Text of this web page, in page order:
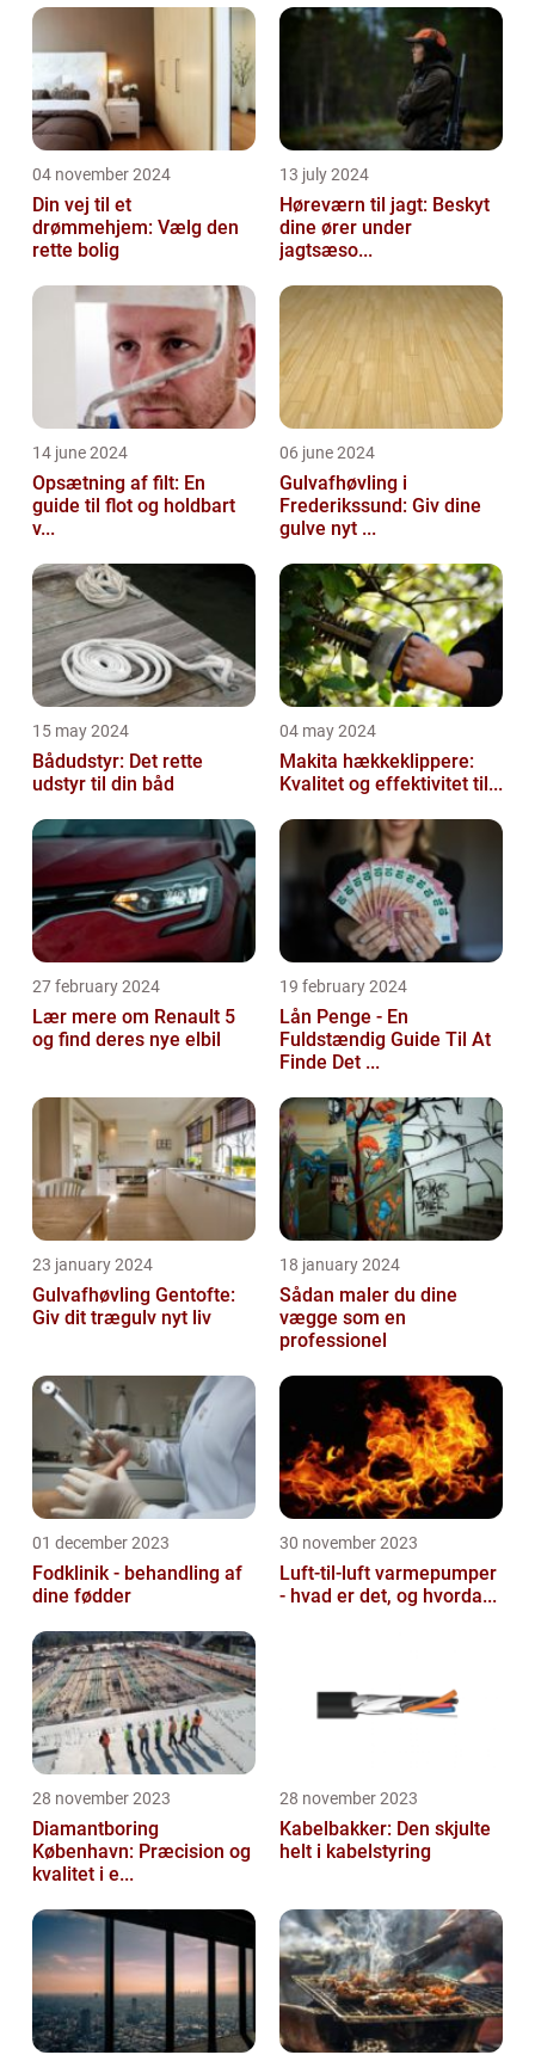
04 november 2024
Din vej til et
drømmehjem: Vælg den
rette bolig
13 july 2024
Høreværn til jagt: Beskyt
dine ører under
jagtsæso...
14 june 2024
Opsætning af filt: En
guide til flot og holdbart
v...
06 june 2024
Gulvafhøvling i
Frederikssund: Giv dine
gulve nyt ...
15 may 2024
Bådudstyr: Det rette
udstyr til din båd
04 may 2024
Makita hækkeklippere:
Kvalitet og effektivitet til...
27 february 2024
Lær mere om Renault 5
og find deres nye elbil
19 february 2024
Lån Penge - En
Fuldstændig Guide Til At
Finde Det ...
23 january 2024
Gulvafhøvling Gentofte:
Giv dit trægulv nyt liv
18 january 2024
Sådan maler du dine
vægge som en
professionel
01 december 2023
Fodklinik - behandling af
dine fødder
30 november 2023
Luft-til-luft varmepumper
- hvad er det, og hvorda...
28 november 2023
Diamantboring
København: Præcision og
kvalitet i e...
28 november 2023
Kabelbakker: Den skjulte
helt i kabelstyring